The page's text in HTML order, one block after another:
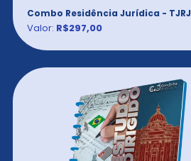
Combo Residência Jurídica - TJRJ
Valor: R$297,00